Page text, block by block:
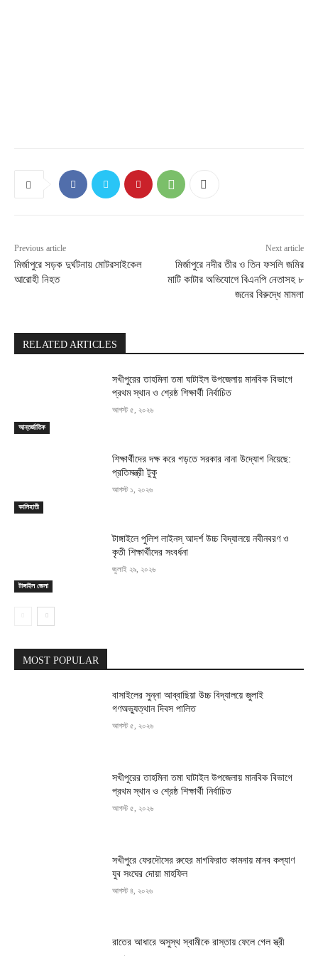
Previous article
মির্জাপুরে সড়ক দুর্ঘটনায় মোটরসাইকেল
আরোহী নিহত
Next article
মির্জাপুরে নদীর তীর ও তিন ফসলি জমির
মাটি কাটার অভিযোগে বিএনপি নেতাসহ ৮
জনের বিরুদ্ধে মামলা
RELATED ARTICLES
আন্তর্জাতিক
সখীপুরের তাহমিনা তমা ঘাটাইল উপজেলায় মানবিক বিভাগে
প্রথম স্থান ও শ্রেষ্ঠ শিক্ষার্থী নির্বাচিত
আগস্ট ৫, ২০২৬
কালিহাতী
শিক্ষার্থীদের দক্ষ করে গড়তে সরকার নানা উদ্যোগ নিয়েছে:
প্রতিমন্ত্রী টুকু
আগস্ট ১, ২০২৬
টাঙ্গাইল জেলা
টাঙ্গাইলে পুলিশ লাইনস্ আদর্শ উচ্চ বিদ্যালয়ে নবীনবরণ ও
কৃতী শিক্ষার্থীদের সংবর্ধনা
জুলাই ২৯, ২০২৬
MOST POPULAR
বাসাইলের সুন্না আব্বাছিয়া উচ্চ বিদ্যালয়ে জুলাই
গণঅভ্যুত্থান দিবস পালিত
আগস্ট ৫, ২০২৬
সখীপুরের তাহমিনা তমা ঘাটাইল উপজেলায় মানবিক বিভাগে
প্রথম স্থান ও শ্রেষ্ঠ শিক্ষার্থী নির্বাচিত
আগস্ট ৫, ২০২৬
সখীপুরে ফেরদৌসের রুহের মাগফিরাত কামনায় মানব কল্যাণ
যুব সংঘের দোয়া মাহফিল
আগস্ট ৪, ২০২৬
রাতের আধারে অসুস্থ স্বামীকে রাস্তায় ফেলে গেল স্ত্রী